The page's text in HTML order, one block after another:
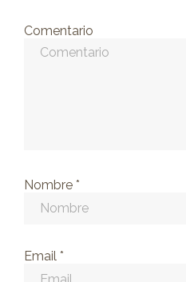
Comentario
Nombre *
Email *